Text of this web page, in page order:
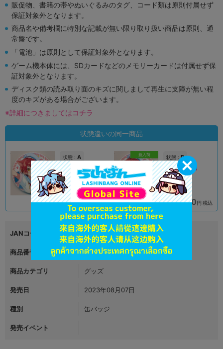
販促物、書籍の帯やぬいぐるみのタグ、コード類は原則付属せず
保証対象外となります。
商品名や備考欄に特別な記載が無い限り取り扱い商品は原則、通
常盤です。
「電池」は原則として保証対象外となります。
ゲーム機本体には、SDカードなどのメモリーカードは付属せず保
証対象外となります。
ディスク類の読み取り面のキズに関しまして再生に支障が無い程
度のキズがある場合がございます。
※詳細につきましてはコチラ
状態違いの同一商品
状態 : A
新座流通センター
在庫あり 590円 税込
新入荷 状態 :B
新座流通センター
在庫あり 690円 税込
JANコード 4570148080906
商品番号 L05453709
商品カテゴリ グッズ
発売日 2023年08月07日
種別 缶バッジ
発売イベント